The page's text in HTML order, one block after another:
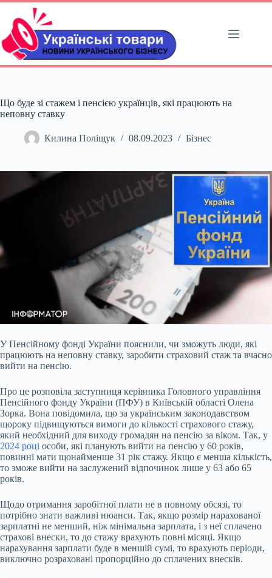
Перейти
вмісту
Що буде зі стажем і пенсією українців, які працюють на
неповну ставку
Килина Поліщук 08.09.2023 Бізнес
У Пенсійному фонді України пояснили, чи зможуть люди, які
працюють на неповну ставку, заробити страховий стаж та вчасно
вийти на пенсію.
Про це розповіла заступниця керівника Головного управління
Пенсійного фонду України (ПФУ) в Київській області Олена
Зорка. Вона повідомила, що за українським законодавством
щороку підвищуються вимоги до кількості страхового стажу,
який необхідний для виходу громадян на пенсію за віком. Так, у
2024 році особи, які планують вийти на пенсію у 60 років,
повинні мати щонайменше 31 рік стажу. Якщо є менша кількість,
то зможе вийти на заслужений відпочинок лише у 63 або 65
років.
Щодо отримання заробітної плати не в повному обсязі, то
потрібно знати важливі нюанси. Так, якщо розмір нарахованої
зарплатні не менший, ніж мінімальна зарплата, і з неї сплачено
страхові внески, то до стажу врахують повні місяці. Якщо
нарахування зарплати буде в меншій сумі, то врахують періоди,
виключно розраховані пропорційно до сплачених внесків.